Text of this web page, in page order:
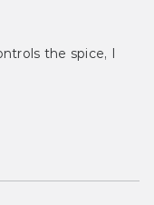
the spice, I